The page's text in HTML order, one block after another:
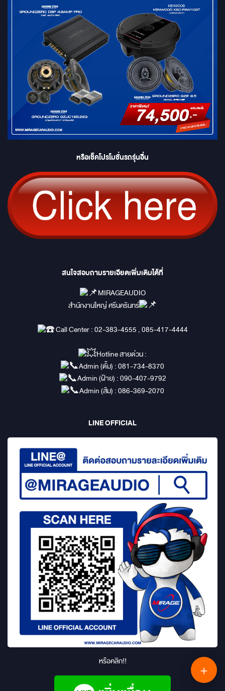
หรือเช็คโปรโมชั่นรถรุ่นอื่น
สนใจสอบถามรายเอียดเพิ่มเติมได้ที่
MIRAGEAUDIO
สำนักงานใหญ่ ศรีนครินทร์
Call Center : 02-383-4555 , 085-417-4444
Hotline สายด่วน :
Admin (ตั้ม) : 081-734-8370
Admin (ฝ้าย) : 090-407-9792
Admin (ส้ม) : 086-369-2070
LINE OFFICIAL
หรือคลิก!!
＋